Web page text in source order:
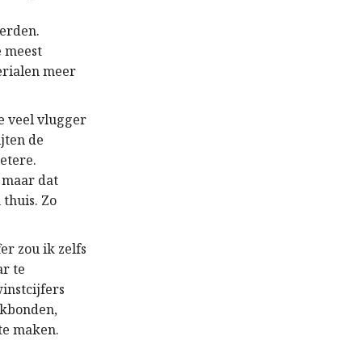
meest
meer
veel vlugger
de
dat
Zo
zou ik zelfs
te
maken.